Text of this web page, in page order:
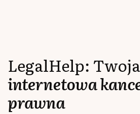
LegalHelp: Twoja
internetowa
prawna